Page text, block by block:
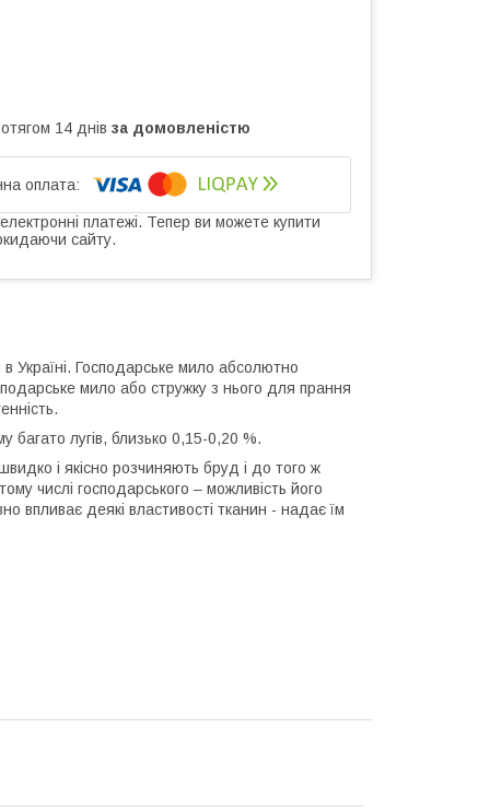
14 днів за домовленістю
платежі. Тепер ви можете купити
сайту.
Господарське мило абсолютно
мило або стружку з нього для прання
багато лугів, близько 0,15-0,20 %.
і якісно розчиняють бруд і до того ж
числі господарського – можливість його
впливає деякі властивості тканин - надає їм